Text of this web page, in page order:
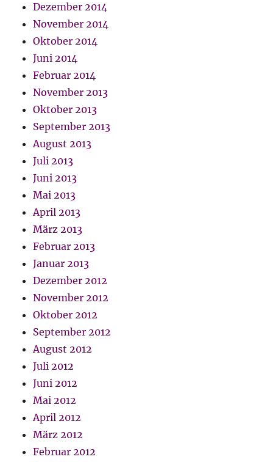
Dezember 2014
November 2014
Oktober 2014
Juni 2014
Februar 2014
November 2013
Oktober 2013
September 2013
August 2013
Juli 2013
Juni 2013
Mai 2013
April 2013
März 2013
Februar 2013
Januar 2013
Dezember 2012
November 2012
Oktober 2012
September 2012
August 2012
Juli 2012
Juni 2012
Mai 2012
April 2012
März 2012
Februar 2012